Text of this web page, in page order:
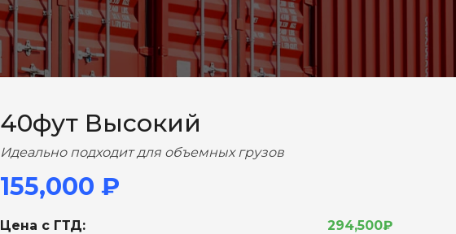
40фут Высокий
Идеально подходит для объемных грузов
155,000 ₽
Цена с ГТД: 294,500₽